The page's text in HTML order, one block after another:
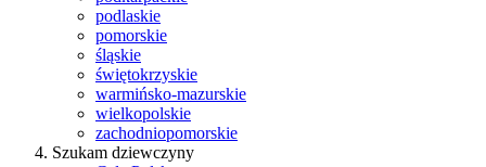
podlaskie
pomorskie
śląskie
świętokrzyskie
warmińsko-mazurskie
wielkopolskie
zachodniopomorskie
Szukam dziewczyny